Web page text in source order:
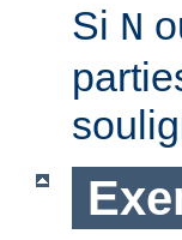
Si N